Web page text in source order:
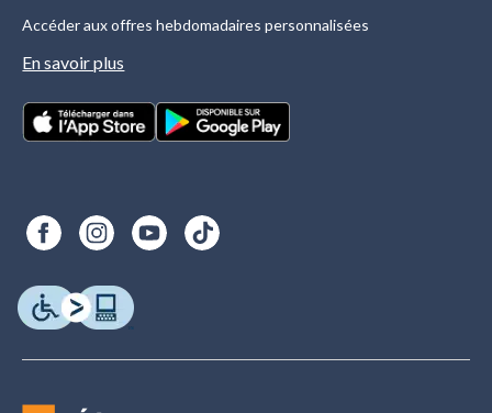
Accéder aux offres hebdomadaires personnalisées
En savoir plus